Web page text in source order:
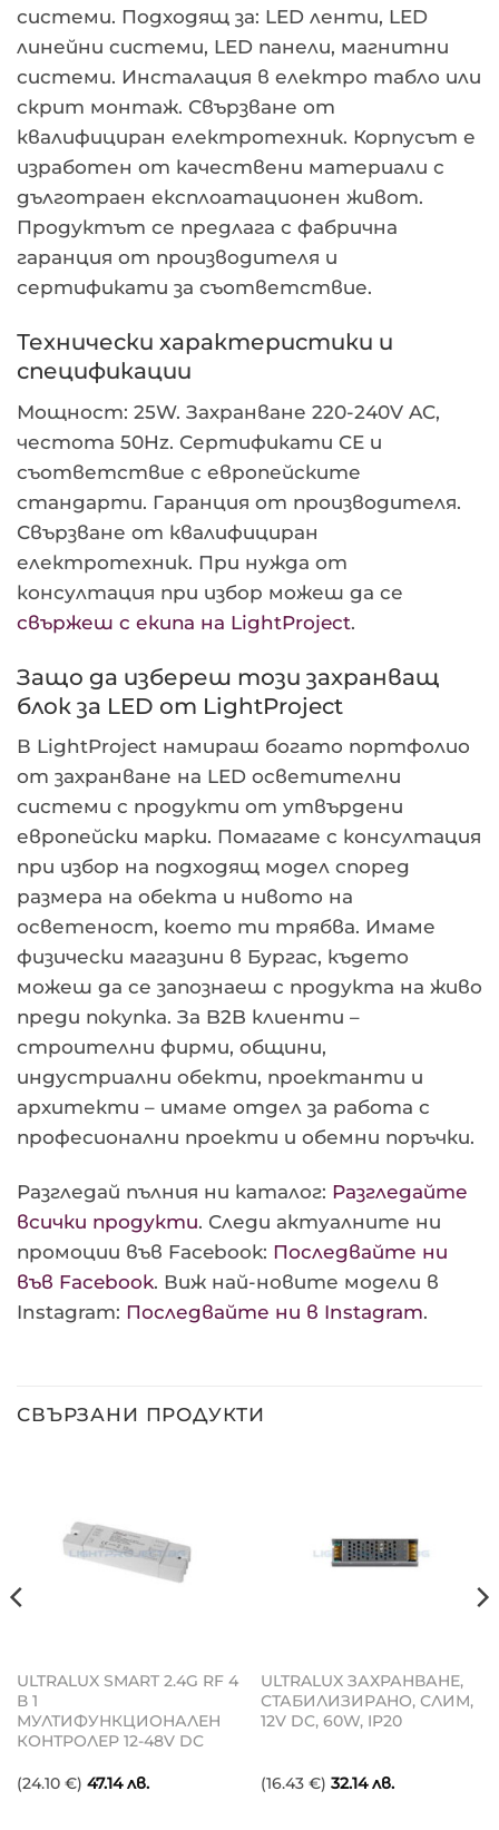
системи. Подходящ за: LED ленти, LED
линейни системи, LED панели, магнитни
системи. Инсталация в електро табло или
скрит монтаж. Свързване от
квалифициран електротехник. Корпусът е
изработен от качествени материали с
дълготраен експлоатационен живот.
Продуктът се предлага с фабрична
гаранция от производителя и
сертификати за съответствие.
Технически характеристики и
спецификации
Мощност: 25W. Захранване 220-240V AC,
честота 50Hz. Сертификати CE и
съответствие с европейските
стандарти. Гаранция от производителя.
Свързване от квалифициран
електротехник. При нужда от
консултация при избор можеш да се
свържеш с екипа на LightProject.
Защо да избереш този захранващ
блок за LED от LightProject
В LightProject намираш богато портфолио
от захранване на LED осветителни
системи с продукти от утвърдени
европейски марки. Помагаме с консултация
при избор на подходящ модел според
размера на обекта и нивото на
осветеност, което ти трябва. Имаме
физически магазини в Бургас, където
можеш да се запознаеш с продукта на живо
преди покупка. За B2B клиенти –
строителни фирми, общини,
индустриални обекти, проектанти и
архитекти – имаме отдел за работа с
професионални проекти и обемни поръчки.
Разгледай пълния ни каталог: Разгледайте
всички продукти. Следи актуалните ни
промоции във Facebook: Последвайте ни
във Facebook. Виж най-новите модели в
Instagram: Последвайте ни в Instagram.
СВЪРЗАНИ ПРОДУКТИ
ULTRALUX SMART 2.4G RF 4
В 1
МУЛТИФУНКЦИОНАЛЕН
КОНТРОЛЕР 12-48V DC
(24.10 €) 47.14лв.
ULTRALUX ЗАХРАНВАНЕ,
СТАБИЛИЗИРAНО, СЛИМ,
12V DC, 60W, IP20
(16.43 €) 32.14лв.